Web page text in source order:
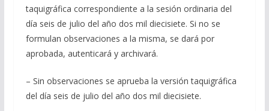
taquigráfica correspondiente a la sesión ordinaria del
día seis de julio del año dos mil diecisiete. Si no se
formulan observaciones a la misma, se dará por
aprobada, autenticará y archivará.
– Sin observaciones se aprueba la versión taquigráfica
del día seis de julio del año dos mil diecisiete.